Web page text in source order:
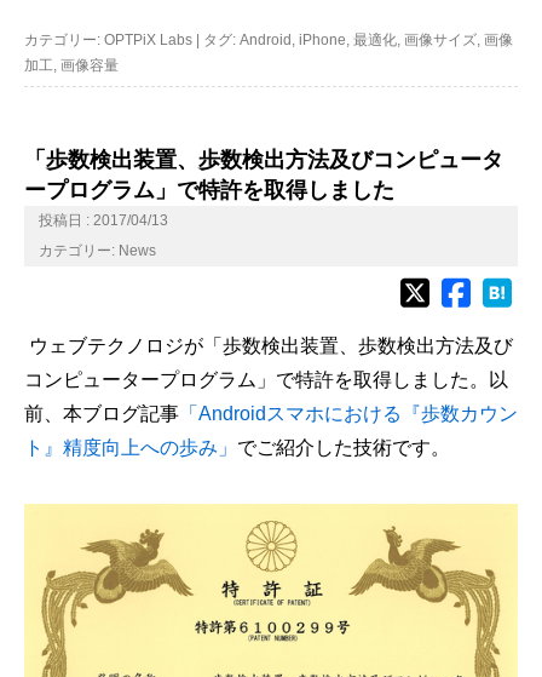
カテゴリー: OPTPiX Labs タグ: Android , iPhone, 最適化, 画像サイズ, 画像
加工, 画像容量
「歩数検出装置、歩数検出方法及びコンピュータ
ープログラム」で特許を取得しました
投稿日 : 2017/04/13
カテゴリー: News
ウェブテクノロジが「歩数検出装置、歩数検出方法及び
コンピュータープログラム」で特許を取得しました。
以
前、本ブログ記事 「Androidスマホにおける『歩数カウン
ト』精度向上への歩み」 でご紹介した技術です。